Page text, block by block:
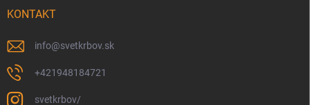
KONTAKT
info@svetkrbov.sk
+421948184721
svetkrbov/